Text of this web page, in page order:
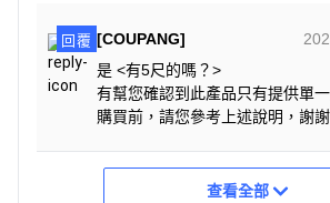
回覆 [COUPANG]
是 <有5尺的嗎？>
有幫您確認到此產品只有提供單一
購買前，請您參考上述說明，謝謝
查看全部